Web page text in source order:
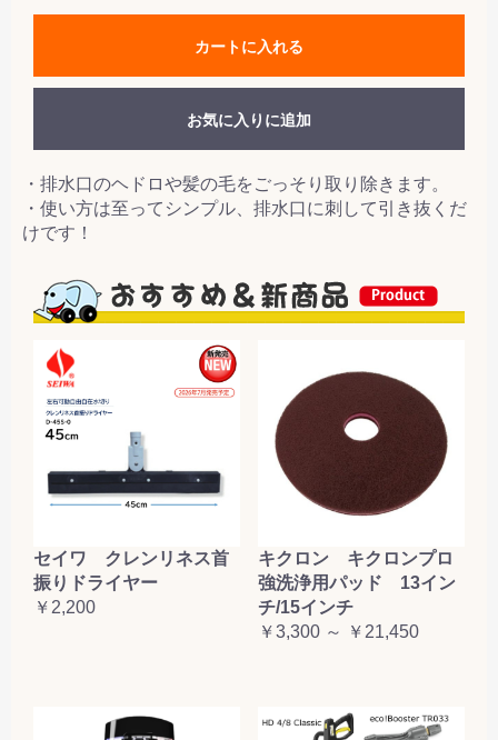
カートに入れる
お気に入りに追加
・排水口のヘドロや髪の毛をごっそり取り除きます。
・使い方は至ってシンプル、排水口に刺して引き抜くだ
けです！
セイワ クレンリネス首
振りドライヤー
￥2,200
キクロン キクロンプロ
強洗浄用パッド 13イン
チ/15インチ
￥3,300 ～ ￥21,450